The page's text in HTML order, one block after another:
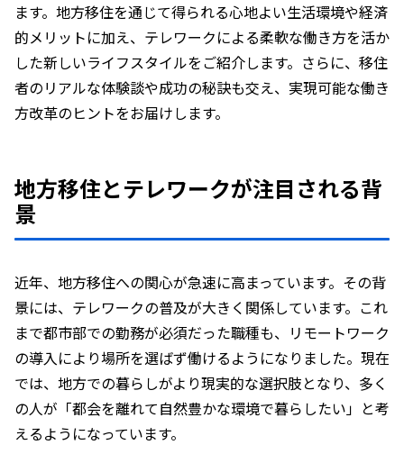
地方移住してテレワークをした方の体験談
地方移住とテレワークで、自分らしい暮ら
しを見つけよう！
ます。地方移住を通じて得られる心地よい生活環境や経済
的メリットに加え、テレワークによる柔軟な働き方を活か
した新しいライフスタイルをご紹介します。さらに、移住
者のリアルな体験談や成功の秘訣も交え、実現可能な働き
方改革のヒントをお届けします。
地方移住とテレワークが注目される背
景
近年、地方移住への関心が急速に高まっています。その背
景には、テレワークの普及が大きく関係しています。これ
まで都市部での勤務が必須だった職種も、リモートワーク
の導入により場所を選ばず働けるようになりました。現在
では、地方での暮らしがより現実的な選択肢となり、多く
の人が「都会を離れて自然豊かな環境で暮らしたい」と考
えるようになっています。